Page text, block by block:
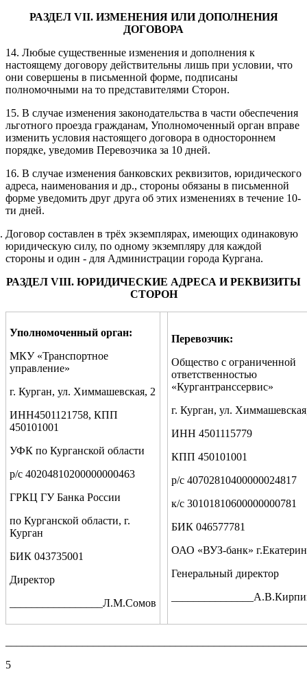
РАЗДЕЛ VII. ИЗМЕНЕНИЯ ИЛИ ДОПОЛНЕНИЯ
ДОГОВОРА
14. Любые существенные изменения и дополнения к
настоящему договору действительны лишь при условии, что
они совершены в письменной форме, подписаны
полномочными на то представителями Сторон.
15. В случае изменения законодательства в части обеспечения
льготного проезда гражданам, Уполномоченный орган вправе
изменить условия настоящего договора в одностороннем
порядке, уведомив Перевозчика за 10 дней.
16. В случае изменения банковских реквизитов, юридического
адреса, наименования и др., стороны обязаны в письменной
форме уведомить друг друга об этих изменениях в течение 10-
ти дней.
Договор составлен в трёх экземплярах, имеющих одинаковую
юридическую силу, по одному экземпляру для каждой
стороны и один - для Администрации города Кургана.
РАЗДЕЛ VIII. ЮРИДИЧЕСКИЕ АДРЕСА И РЕКВИЗИТЫ
СТОРОН
Уполномоченный орган:
МКУ «Транспортное
управление»
г. Курган, ул. Химмашевская, 2
ИНН4501121758, КПП
450101001
УФК по Курганской области
р/с 40204810200000000463
ГРКЦ ГУ Банка России
по Курганской области, г.
Курган
БИК 043735001
Директор
_________________Л.М.Сомов
Перевозчик:
Общество с ограниченной
ответственностью
«Кургантранссервис»
г. Курган, ул.
ИНН 4501115779
КПП 450101001
р/с 40702810400000024817
к/с 30101810600000000781
БИК 046577781
ОАО «ВУЗ-банк»
Генеральный директор
5